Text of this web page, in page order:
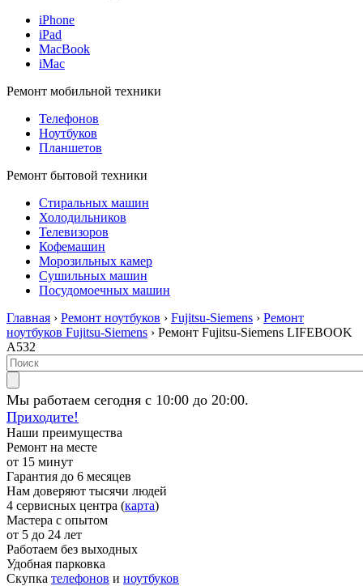
iPhone
iPad
MacBook
iMac
Ремонт мобильной техники
Телефонов
Ноутбуков
Планшетов
Ремонт бытовой техники
Стиральных машин
Холодильников
Телевизоров
Кофемашин
Морозильных камер
Сушильных машин
Посудомоечных машин
Главная › Ремонт ноутбуков › Fujitsu-Siemens › Ремонт
ноутбуков Fujitsu-Siemens › Ремонт Fujitsu-Siemens LIFEBOOK
A532
Мы работаем сегодня с 10:00 до 20:00.
Приходите!
Наши преимущества
Ремонт на месте
от 15 минут
Гарантия до 6 месяцев
Нам доверяют тысячи людей
4 сервисных центра (карта)
Мастера с опытом
от 5 до 24 лет
Работаем без выходных
Удобная парковка
Скупка телефонов и ноутбуков